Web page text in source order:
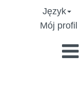
Język
Mój profil